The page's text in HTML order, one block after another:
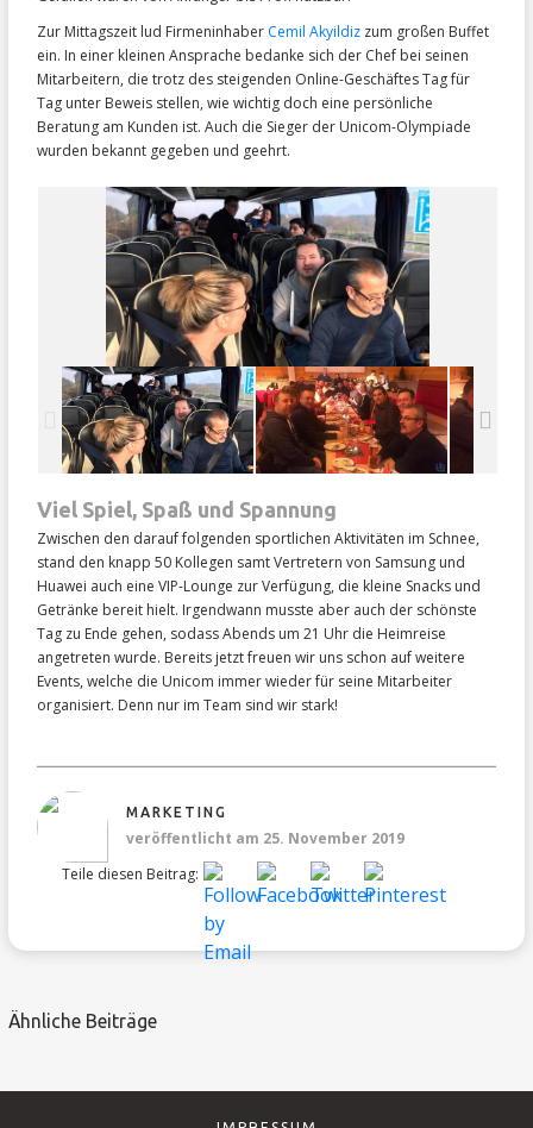
Zur Mittagszeit lud Firmeninhaber Cemil Akyildiz zum großen Buffet
ein. In einer kleinen Ansprache bedanke sich der Chef bei seinen
Mitarbeitern, die trotz des steigenden Online-Geschäftes Tag für
Tag unter Beweis stellen, wie wichtig doch eine persönliche
Beratung am Kunden ist. Auch die Sieger der Unicom-Olympiade
wurden bekannt gegeben und geehrt.
Viel Spiel, Spaß und Spannung
Zwischen den darauf folgenden sportlichen Aktivitäten im Schnee,
stand den knapp 50 Kollegen samt Vertretern von Samsung und
Huawei auch eine VIP-Lounge zur Verfügung, die kleine Snacks und
Getränke bereit hielt. Irgendwann musste aber auch der schönste
Tag zu Ende gehen, sodass Abends um 21 Uhr die Heimreise
angetreten wurde. Bereits jetzt freuen wir uns schon auf weitere
Events, welche die Unicom immer wieder für seine Mitarbeiter
organisiert. Denn nur im Team sind wir stark!
MARKETING
veröffentlicht am 25. November 2019
Teile diesen Beitrag:
Ähnliche Beiträge